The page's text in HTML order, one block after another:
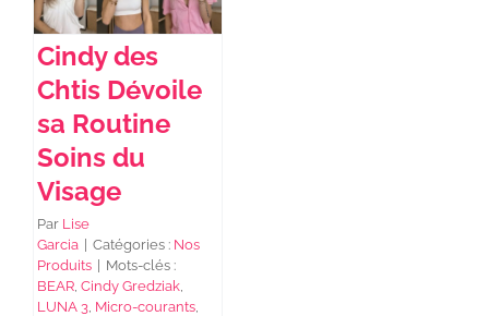
Cindy des
Chtis Dévoile
sa Routine
Soins du
Visage
Par Lise
Garcia
Catégories : Nos
Produits
Mots-clés :
BEAR ,Cindy Gredziak
LUNA 3 Micro-courants